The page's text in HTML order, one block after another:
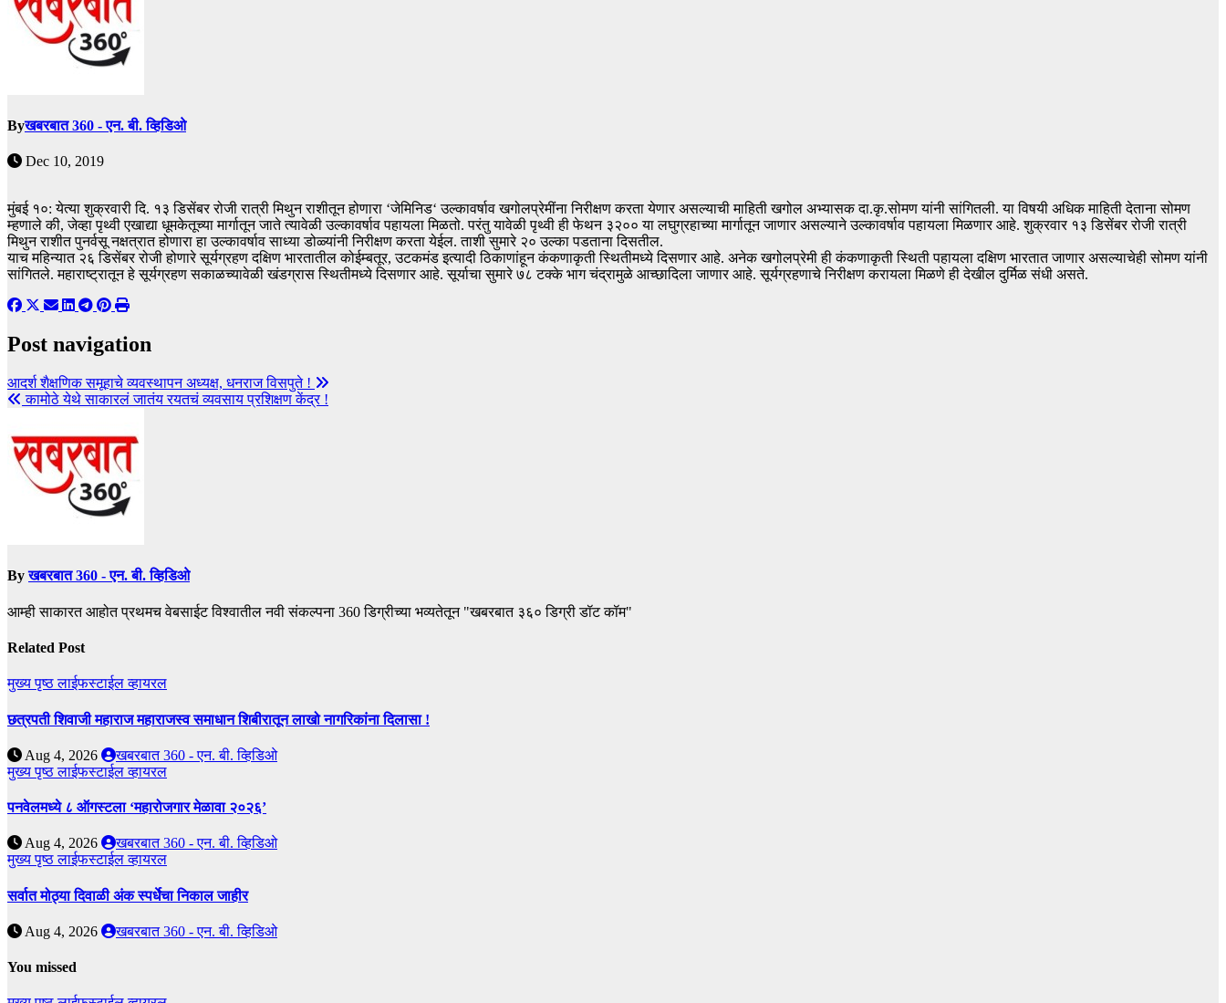
Byखबरबात 360 - एन. बी. व्हिडिओ
Dec 10, 2019
मुंबई १०: येत्या शुक्रवारी दि. १३ डिसेंबर रोजी रात्री मिथुन राशीतून होणारा ‘जेमिनिड‘ उल्कावर्षाव खगोलप्रेमींना निरीक्षण करता येणार असल्याची माहिती खगोल अभ्यासक दा.कृ.सोमण यांनी सांगितली. या विषयी अधिक माहिती देताना सोमण
म्हणाले की, जेव्हा पृथ्वी एखाद्या धूमकेतूच्या मार्गातून जाते त्यावेळी उल्कावर्षाव पहायला मिळतो. परंतु यावेळी पृथ्वी ही फेथन ३२०० या लघुग्रहाच्या मार्गातून जाणार असल्याने उल्कावर्षाव पहायला मिळणार आहे. शुक्रवार १३ डिसेंबर रोजी रात्री
मिथुन राशीत पुनर्वसू नक्षत्रात होणारा हा उल्कावर्षाव साध्या डोळ्यांनी निरीक्षण करता येईल. ताशी सुमारे २० उल्का पडताना दिसतील.
याच महिन्यात २६ डिसेंबर रोजी होणारे सूर्यग्रहण दक्षिण भारतातील कोईम्बतूर, उटकमंड इत्यादी ठिकाणांहून कंकणाकृती स्थितीमध्ये दिसणार आहे. अनेक खगोलप्रेमी ही कंकणाकृती स्थिती पहायला दक्षिण भारतात जाणार असल्याचेही सोमण यांनी
सांगितले. महाराष्ट्रातून हे सूर्यग्रहण सकाळच्यावेळी खंडग्रास स्थितीमध्ये दिसणार आहे. सूर्याचा सुमारे ७८ टक्के भाग चंद्रामुळे आच्छादिला जाणार आहे. सूर्यग्रहणाचे निरीक्षण करायला मिळणे ही देखील दुर्मिळ संधी असते.
Post navigation
आदर्श शैक्षणिक समूहाचे व्यवस्थापन अध्यक्ष, धनराज विसपुते !
कामोठे येथे साकारलं जातंय रयतचं व्यवसाय प्रशिक्षण केंद्र !
Byखबरबात 360 - एन. बी. व्हिडिओ
आम्ही साकारत आहोत प्रथमच वेबसाईट विश्वातील नवी संकल्पना 360 डिग्रीच्या भव्यतेतून "खबरबात ३६० डिग्री डॉट कॉम"
Related Post
मुख्य पृष्ठलाईफस्टाईलव्हायरल
छत्रपती शिवाजी महाराज महाराजस्व समाधान शिबीरातून लाखो नागरिकांना दिलासा !
Aug 4, 2026
खबरबात 360 - एन. बी. व्हिडिओ
मुख्य पृष्ठलाईफस्टाईलव्हायरल
पनवेलमध्ये ८ ऑगस्टला ‘महारोजगार मेळावा २०२६’
Aug 4, 2026
खबरबात 360 - एन. बी. व्हिडिओ
मुख्य पृष्ठलाईफस्टाईलव्हायरल
सर्वात मोठ्या दिवाळी अंक स्पर्धेचा निकाल जाहीर
Aug 4, 2026 खबरबात 360 - एन. बी. व्हिडिओ
You missed